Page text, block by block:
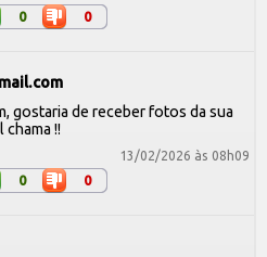
0 0
gostaria de receber fotos da sua
!!
13/02/2026 às 08h09
0 0